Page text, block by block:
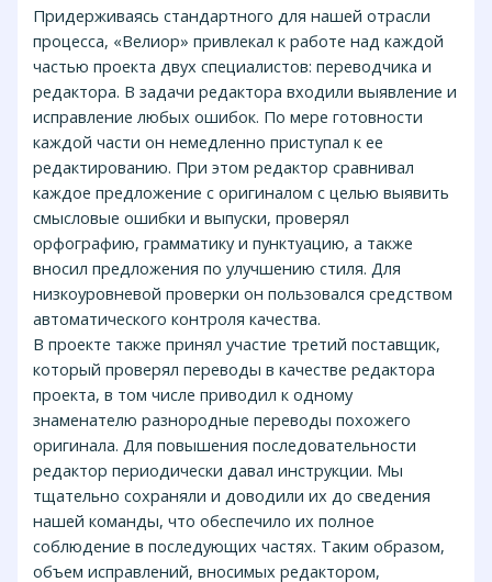
Придерживаясь стандартного для нашей отрасли
процесса, «Велиор» привлекал к работе над каждой
частью проекта двух специалистов: переводчика и
редактора. В задачи редактора входили выявление и
исправление любых ошибок. По мере готовности
каждой части он немедленно приступал к ее
редактированию. При этом редактор сравнивал
каждое предложение с оригиналом с целью выявить
смысловые ошибки и выпуски, проверял
орфографию, грамматику и пунктуацию, а также
вносил предложения по улучшению стиля. Для
низкоуровневой проверки он пользовался средством
автоматического контроля качества.
В проекте также принял участие третий поставщик,
который проверял переводы в качестве редактора
проекта, в том числе приводил к одному
знаменателю разнородные переводы похожего
оригинала. Для повышения последовательности
редактор периодически давал инструкции. Мы
тщательно сохраняли и доводили их до сведения
нашей команды, что обеспечило их полное
соблюдение в последующих частях. Таким образом,
объем исправлений, вносимых редактором,